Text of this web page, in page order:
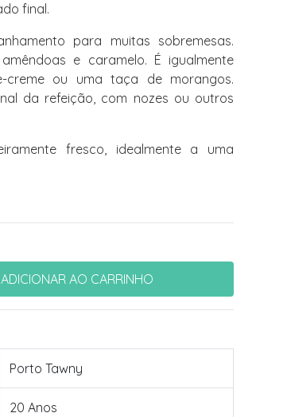
final.
para muitas sobremesas.
e caramelo. É igualmente
creme ou uma taça de morangos.
da refeição, com nozes ou outros
fresco, idealmente a uma
Porto Tawny
20 Anos